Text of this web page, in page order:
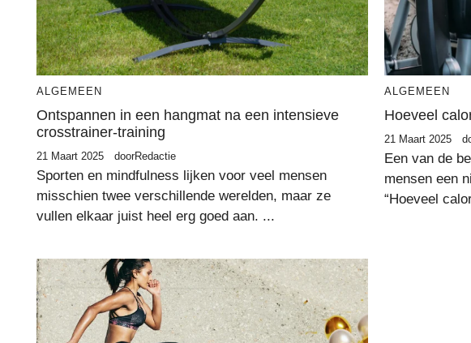
ALGEMEEN
Ontspannen in een hangmat na een intensieve
crosstrainer-training
21 Maart 2025 doorRedactie
Sporten en mindfulness lijken voor veel mensen
misschien twee verschillende werelden, maar ze
vullen elkaar juist heel erg goed aan. ...
ALGEMEEN
Hoeveel
21 Maart 2025
Een van de
mensen een
“Hoeveel